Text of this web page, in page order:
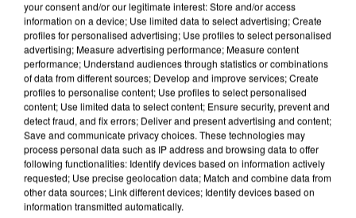
APRÈS TOUTES CES CANICULES, LES REFUGES
your consent and/or our legitimate interest: Store and/or access
information on a device; Use limited data to select advertising; Create
profiles for personalised advertising; Use profiles to select personalised
advertising; Measure advertising performance; Measure content
performance; Understand audiences through statistics or combinations
of data from different sources; Develop and improve services; Create
profiles to personalise content; Use profiles to select personalised
content; Use limited data to select content; Ensure security, prevent and
detect fraud, and fix errors; Deliver and present advertising and content;
Save and communicate privacy choices. These technologies may
process personal data such as IP address and browsing data to offer
following functionalities: Identify devices based on information actively
requested; Use precise geolocation data; Match and combine data from
other data sources; Link different devices; Identify devices based on
information transmitted automatically.